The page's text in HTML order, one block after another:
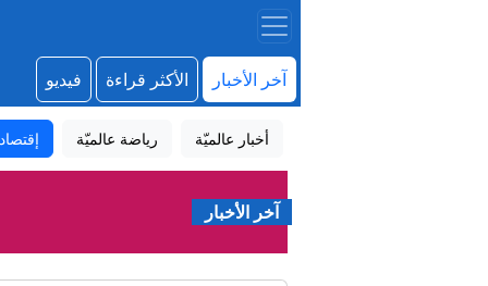
آخر الأخبار الأكثر قراءة فيديو
أخبار عالميّة رياضة عالميّة إقتصاد
آخر الأخبار